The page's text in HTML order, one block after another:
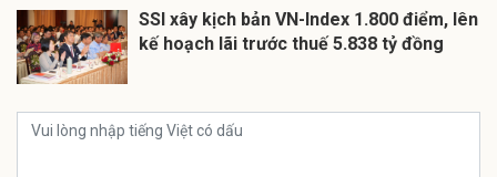
SSI xây kịch bản VN-Index 1.800 điểm, lên
kế hoạch lãi trước thuế 5.838 tỷ đồng